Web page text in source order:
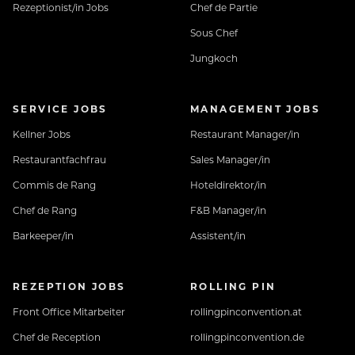
Rezeptionist/in Jobs
Chef de Partie
Sous Chef
Jungkoch
SERVICE JOBS
Kellner Jobs
Restaurantfachfrau
Commis de Rang
Chef de Rang
Barkeeper/in
MANAGEMENT JOBS
Restaurant Manager/in
Sales Manager/in
Hoteldirektor/in
F&B Manager/in
Assistent/in
REZEPTION JOBS
Front Office Mitarbeiter
Chef de Reception
ROLLING PIN
rollingpinconvention.at
rollingpinconvention.de